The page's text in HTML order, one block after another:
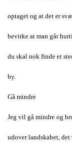
optaget og at det er
bevirke at man går
du skal nok finde et
by.
Gå mindre
Jeg vil gå mindre og
udover landskabet,